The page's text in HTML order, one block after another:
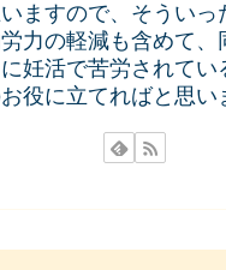
ますので、そういっ
力の軽減も含めて、
に妊活で苦労されてい
役に立てればと思い